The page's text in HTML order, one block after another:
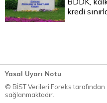
kredi
Yasal Uyarı Notu
© BİST Verileri Foreks
sağlanmaktadır.